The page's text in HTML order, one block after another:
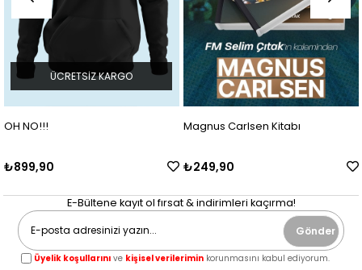
OH NO!!!
₺899,90
ÜCRETSIZ KARGO
Magnus Carlsen Kitabı
₺249,90
E-Bültene kayıt ol fırsat & indirimleri kaçırma!
Gönder
Üyelik koşullarını ve kişisel verilerimin korunmasını kabul ediyorum.